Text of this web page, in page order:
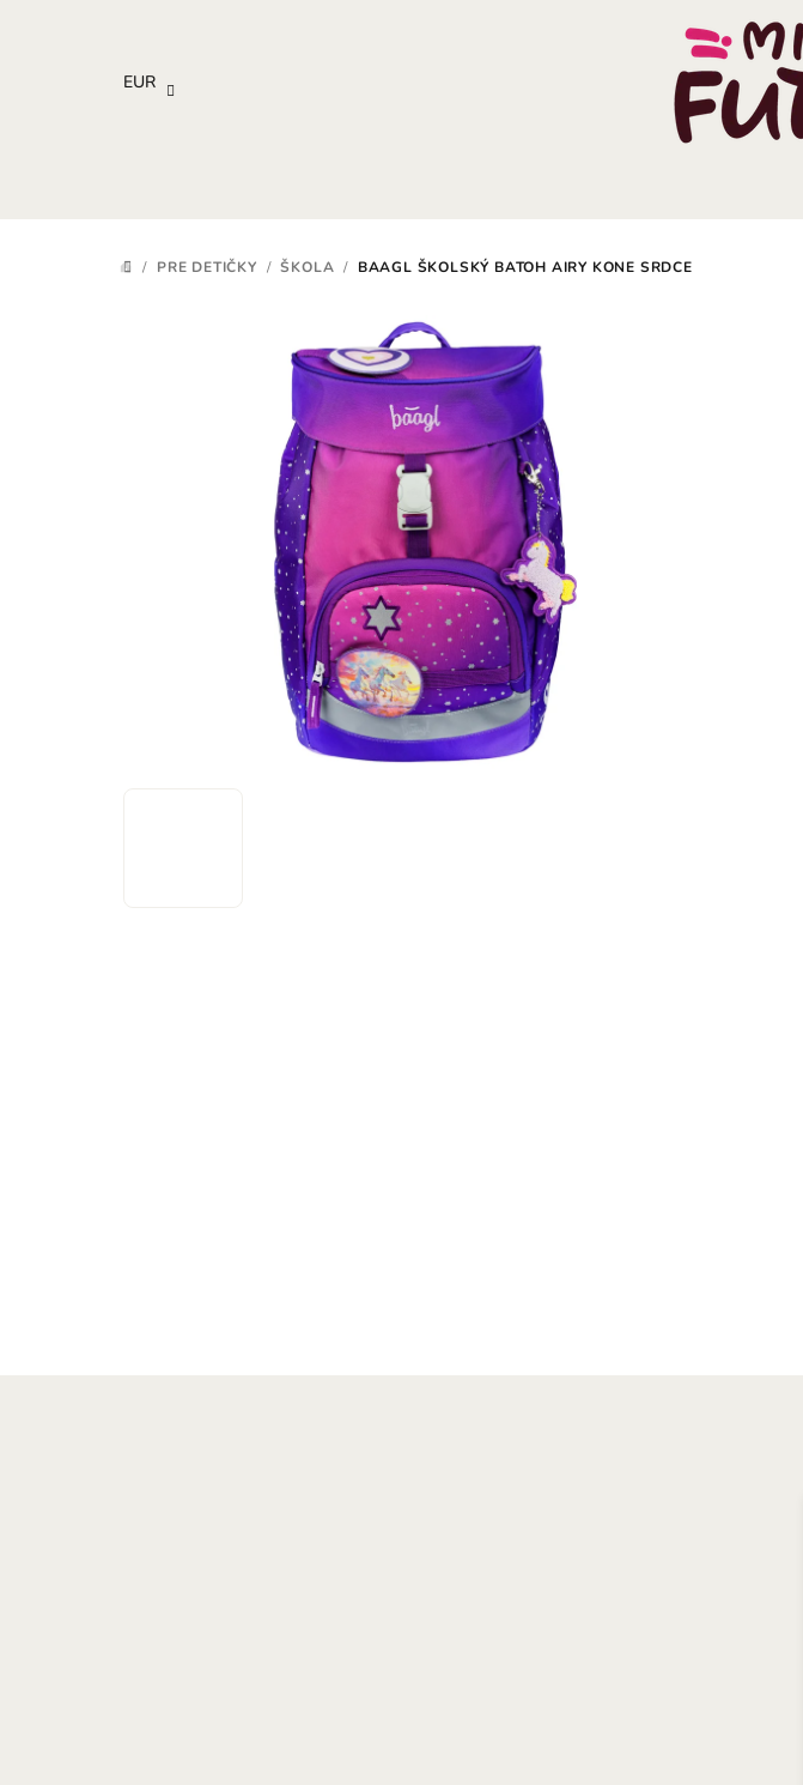
EUR
DOMOV
/ PRE DETIČKY / ŠKOLA / BAAGL ŠKOLSKÝ BATOH AIRY KONE SRDCE